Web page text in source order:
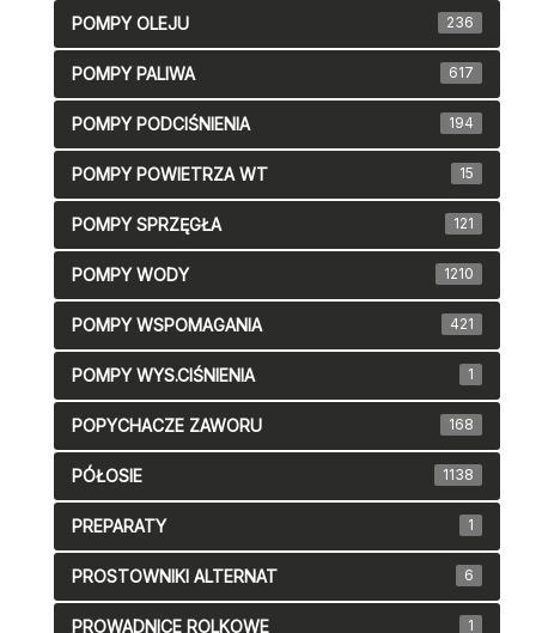
POMPY OLEJU 236
POMPY PALIWA 617
POMPY PODCIŚNIENIA 194
POMPY POWIETRZA WT 15
POMPY SPRZĘGŁA 121
POMPY WODY 1210
POMPY WSPOMAGANIA 421
POMPY WYS.CIŚNIENIA 1
POPYCHACZE ZAWORU 168
PÓŁOSIE 1138
PREPARATY 1
PROSTOWNIKI ALTERNAT 6
PROWADNICE ROLKOWE 1